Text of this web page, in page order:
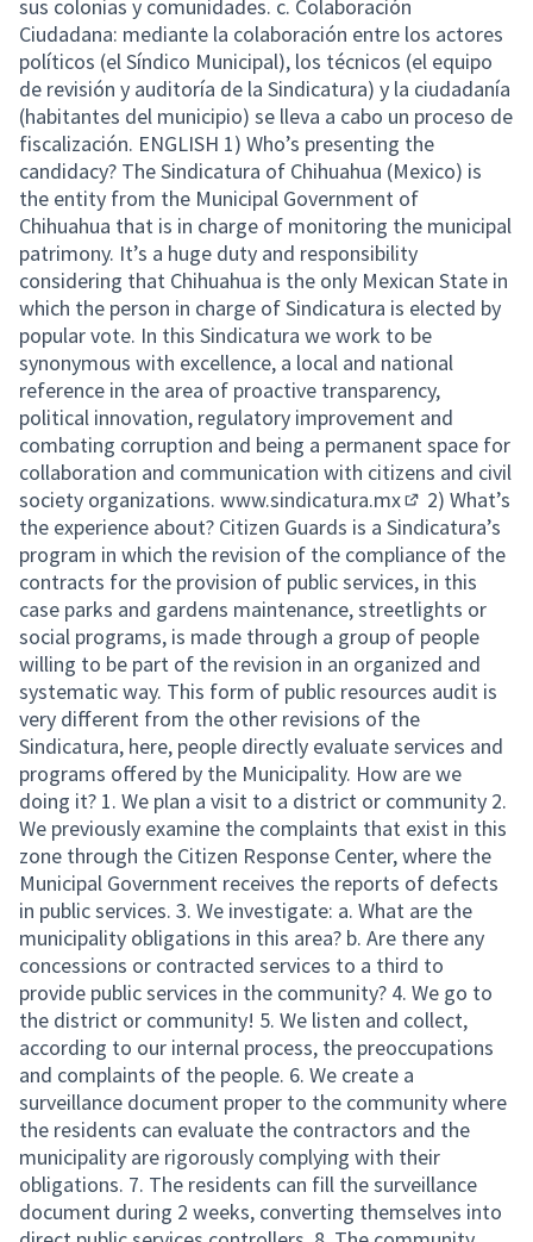
sus colonias y comunidades. c. Colaboración
Ciudadana: mediante la colaboración entre los actores
políticos (el Síndico Municipal), los técnicos (el equipo
de revisión y auditoría de la Sindicatura) y la ciudadanía
(habitantes del municipio) se lleva a cabo un proceso de
fiscalización. ENGLISH 1) Who’s presenting the
candidacy? The Sindicatura of Chihuahua (Mexico) is
the entity from the Municipal Government of
Chihuahua that is in charge of monitoring the municipal
patrimony. It’s a huge duty and responsibility
considering that Chihuahua is the only Mexican State in
which the person in charge of Sindicatura is elected by
popular vote. In this Sindicatura we work to be
synonymous with excellence, a local and national
reference in the area of proactive transparency,
political innovation, regulatory improvement and
combating corruption and being a permanent space for
collaboration and communication with citizens and civil
society organizations. www.sindicatura.mx
(External link)
2) What’s
the experience about? Citizen Guards is a Sindicatura’s
program in which the revision of the compliance of the
contracts for the provision of public services, in this
case parks and gardens maintenance, streetlights or
social programs, is made through a group of people
willing to be part of the revision in an organized and
systematic way. This form of public resources audit is
very different from the other revisions of the
Sindicatura, here, people directly evaluate services and
programs offered by the Municipality. How are we
doing it? 1. We plan a visit to a district or community 2.
We previously examine the complaints that exist in this
zone through the Citizen Response Center, where the
Municipal Government receives the reports of defects
in public services. 3. We investigate: a. What are the
municipality obligations in this area? b. Are there any
concessions or contracted services to a third to
provide public services in the community? 4. We go to
the district or community! 5. We listen and collect,
according to our internal process, the preoccupations
and complaints of the people. 6. We create a
surveillance document proper to the community where
the residents can evaluate the contractors and the
municipality are rigorously complying with their
obligations. 7. The residents can fill the surveillance
document during 2 weeks, converting themselves into